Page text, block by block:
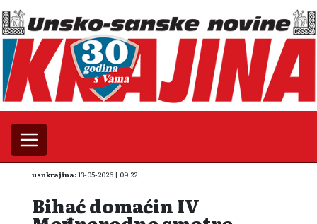
usnkrajina:13-05-2026 | 09:22
Bihać domaćin IV